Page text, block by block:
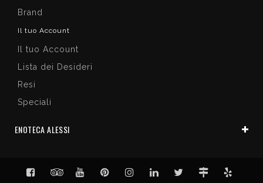
Brand
Il tuo Account
Il tuo Account
Lista dei Desideri
Resi
Speciali
ENOTECA ALESSI